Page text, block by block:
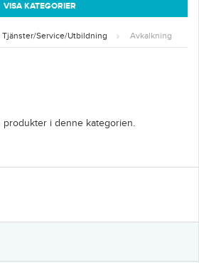
VISA KATEGORIER
Tjänster/Service/Utbildning Avkalkning
produkter i denne kategorien.